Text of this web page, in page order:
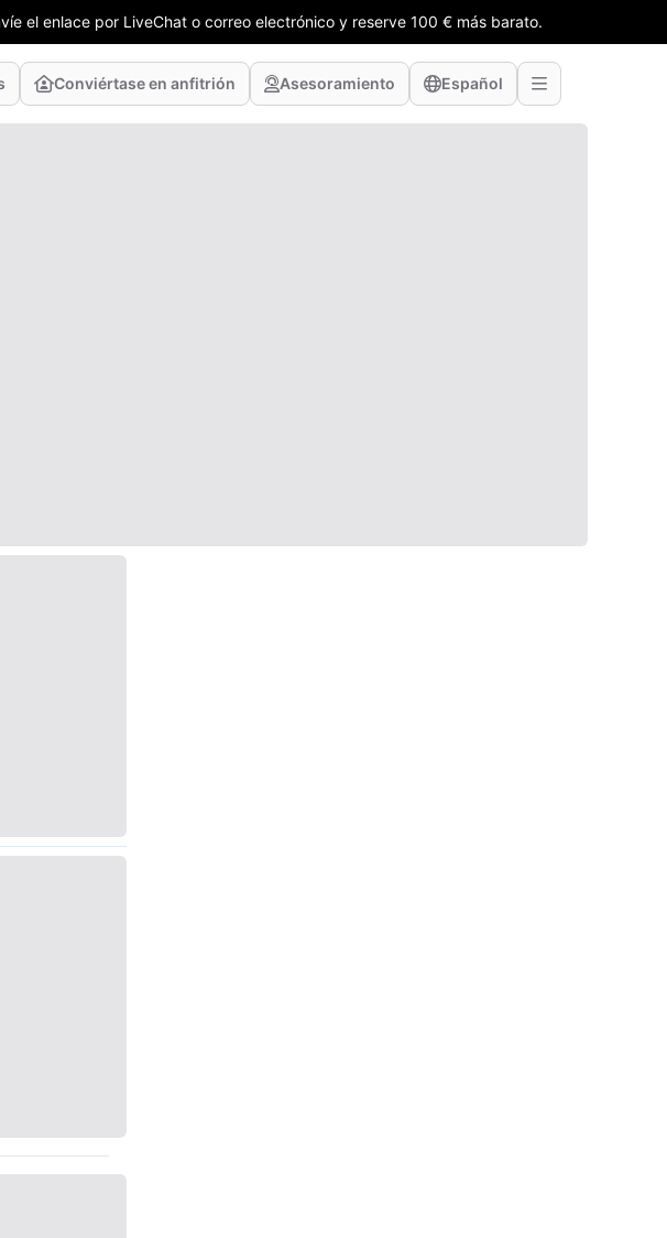
el enlace por LiveChat o correo electrónico y reserve 100 € más barato.
Conviértase en anfitrión Asesoramiento Español